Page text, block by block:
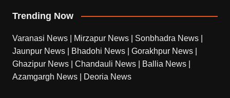
Trending Now
Varanasi News Mirzapur News Sonbhadra News
Jaunpur News
Bhadohi News Gorakhpur News
Ghazipur News
Chandauli News Ballia News
Azamgargh News
Deoria News